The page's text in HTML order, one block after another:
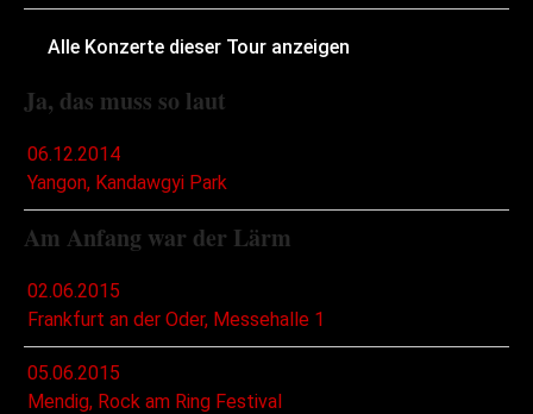
Alle Konzerte dieser Tour anzeigen
Ja, das muss so laut
06.12.2014
Yangon, Kandawgyi Park
Am Anfang war der Lärm
02.06.2015
Frankfurt an der Oder, Messehalle 1
05.06.2015
Mendig, Rock am Ring Festival